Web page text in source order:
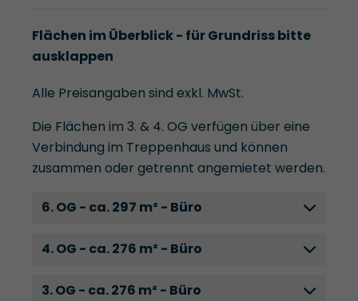
Flächen im Überblick - für Grundriss bitte
ausklappen
Alle Preisangaben sind exkl. MwSt.
Die Flächen im 3. & 4. OG verfügen über eine
Verbindung im Treppenhaus und können
zusammen oder getrennt angemietet werden.
6. OG - ca. 297 m² - Büro
4. OG - ca. 276 m² - Büro
3. OG - ca. 276 m² - Büro